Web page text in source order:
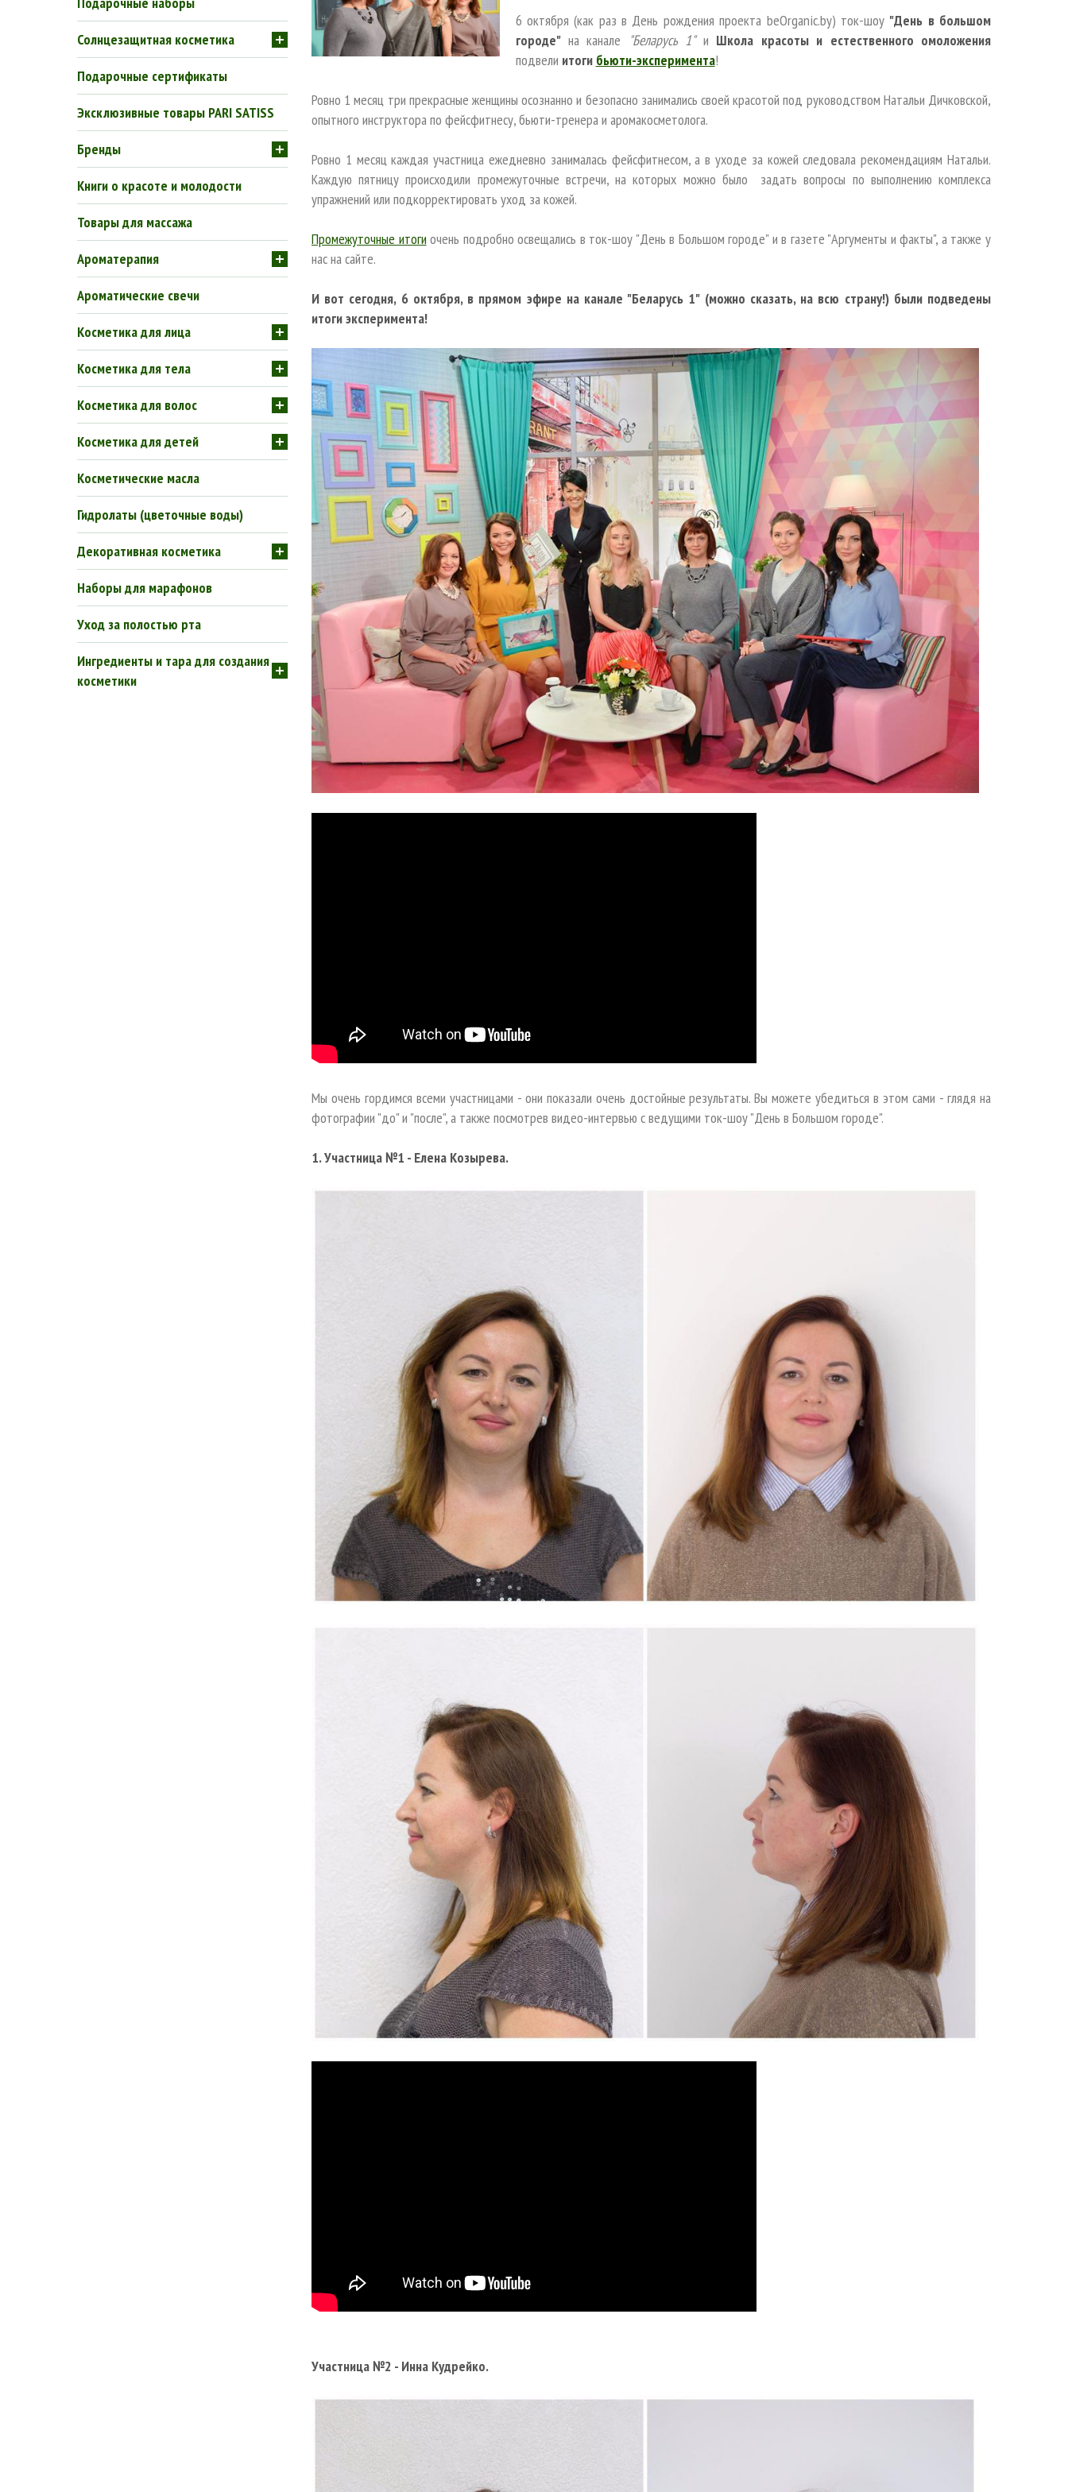
Солнцезащитная косметика
Подарочные сертификаты
Эксклюзивные товары PARI SATISS
Бренды
Книги о красоте и молодости
Товары для массажа
Ароматерапия
Ароматические свечи
Косметика для лица
Косметика для тела
Косметика для волос
Косметика для детей
Косметические масла
Гидролаты (цветочные воды)
Декоративная косметика
Наборы для марафонов
Уход за полостью рта
Ингредиенты и тара для создания
косметики
6 октября (как раз в День рождения проекта beOrganic.by) ток-шоу "День в большом
городе"на канале "Беларусь 1"и Школа красоты и естественного омоложения
подвели итоги бьюти-эксперимента!
Ровно 1 месяц три прекрасные женщины осознанно и безопасно занимались своей красотой под руководством Натальи Дичковской,
опытного инструктора по фейсфитнесу, бьюти-тренера и аромакосметолога.
Ровно 1 месяц каждая участница ежедневно занималась фейсфитнесом, а в уходе за кожей следовала рекомендациям Натальи.
Каждую пятницу происходили промежуточные встречи, на которых можно было задать вопросы по выполнению комплекса
упражнений или подкорректировать уход за кожей.
Промежуточные итоги очень подробно освещались в ток-шоу "День в Большом городе" и в газете "Аргументы и факты", а также у
нас на сайте.
И вот сегодня, 6 октября, в прямом эфире на канале "Беларусь 1" (можно сказать, на всю страну!) были подведены
итоги эксперимента!
Мы очень гордимся всеми участницами - они показали очень достойные результаты. Вы можете убедиться в этом сами - глядя на
фотографии "до" и "после", а также посмотрев видео-интервью с ведущими ток-шоу "День в Большом городе".
1. Участница №1 - Елена Козырева.
Участница №2 - Инна Кудрейко.